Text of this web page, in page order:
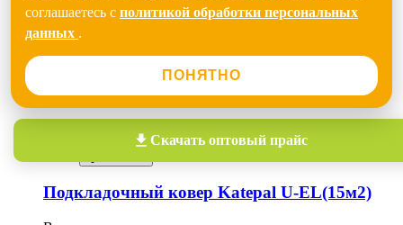
Подкладочный ковер Katepal U-EL(15м2)
соглашаетесь с политикой обработки персональных
данных .
ПОНЯТНО
Скачать оптовый прайс